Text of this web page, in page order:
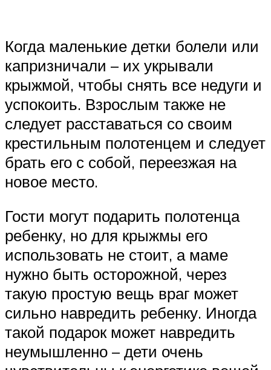
Когда маленькие детки болели или
капризничали – их укрывали
крыжмой, чтобы снять все недуги и
успокоить. Взрослым также не
следует расставаться со своим
крестильным полотенцем и следует
брать его с собой, переезжая на
новое место.
Гости могут подарить полотенца
ребенку, но для крыжмы его
использовать не стоит, а маме
нужно быть осторожной, через
такую простую вещь враг может
сильно навредить ребенку. Иногда
такой подарок может навредить
неумышленно – дети очень